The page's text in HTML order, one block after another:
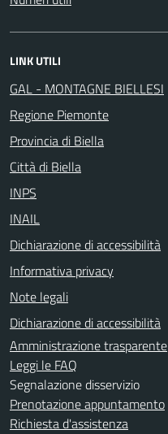
LINK UTILI
GAL - MONTAGNE BIELLESI
Regione Piemonte
Provincia di Biella
Città di Biella
INPS
INAIL
Dichiarazione di accessibilità
Informativa privacy
Note legali
Dichiarazione di accessibilità
Amministrazione trasparente
Leggi le FAQ
Segnalazione disservizio
Prenotazione appuntamento
Richiesta d'assistenza